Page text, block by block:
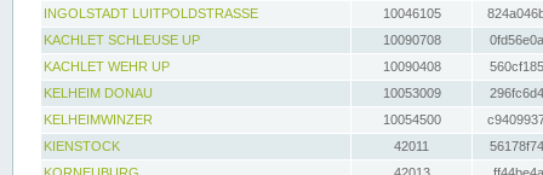
INGOLSTADT LUITPOLDSTRASSE
10046105
KACHLET SCHLEUSE UP
10090708
KACHLET WEHR UP
10090408
KELHEIM DONAU
10053009
KELHEIMWINZER
10054500
KIENSTOCK
42011